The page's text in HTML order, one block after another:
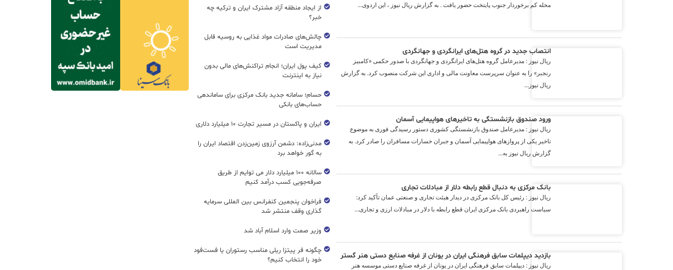
محله کم برخوردار جنوب پایتخت حضور یافت . به گزارش ریال نیوز ، این اردوی...
انتصاب جدید در گروه هتل‌های ایرانگردی و جهانگردی
ریال نیوز : مدیرعامل گروه هتل‌های ایرانگردی و جهانگردی با صدور حکمی «کامبیز
رنجبر» را به عنوان سرپرست معاونت مالی و اداری این شرکت منصوب کرد. به گزارش
ریال نیوز...
ورود صندوق بازنشستگی به تاخیرهای هواپیمایی آسمان
ریال نیوز : مدیرعامل صندوق بازنشستگی کشوری دستور رسیدگی فوری به موضوع
تاخیر یکی از پروازهای هواپیمایی آسمان و جبران خسارات مسافران را صادر کرد. به
گزارش ریال نیوز به...
بانک مرکزی به دنبال قطع رابطه دلار از مبادلات تجاری
ریال نیوز : رئیس کل بانک مرکزی در دیدار هیئت تجاری و صنعتی عمان تأکید کرد:
سیاست راهبردی بانک مرکزی ایران قطع رابطه با دلار در مبادلات ارزی و تجاری...
بازدید دیپلمات سابق فرهنگی ایران در یونان از غرفه صنایع دستی هنر گستر
ریال نیوز : دیپلمات سابق فرهنگی ایران در یونان از غرفه صنایع دستی موسسه هنر
از ایجاد منطقه آزاد مشترک ایران و ترکیه چه
خبر؟
چالش‌های صادرات مواد غذایی به روسیه قابل
مدیریت است
کیف پول ایران؛ انجام تراکنش‌های مالی بدون
نیاز به اینترنت
حسام؛ سامانه جدید بانک مرکزی برای ساماندهی
حساب‌های بانکی
ایران و پاکستان در مسیر تجارت ۱۰ میلیارد دلاری
مدنی‌زاده: دشمن آرزوی زمین‌زدن اقتصاد ایران را
به گور خواهد برد
سالانه ۱۰۰ میلیارد دلار می توایم از طریق
صرفه‌جویی کسب درآمد کنیم
فراخوان پنجمین کنفرانس بین المللی سرمایه
گذاری وقف منتشر شد
وزیر صمت وارد اسلام آباد شد
چگونه فر پیتزا ریلی مناسب رستوران یا فست‌فود
خود را انتخاب کنیم؟